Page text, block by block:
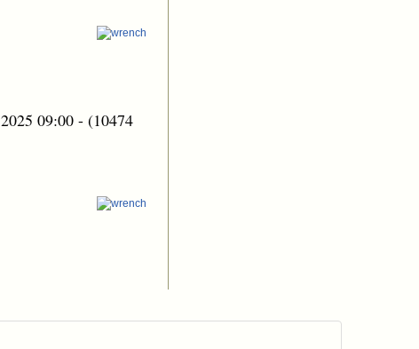
09:00 - (10474